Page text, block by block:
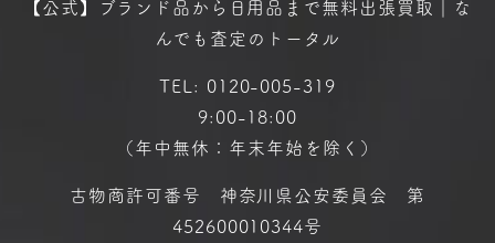
【公式】ブランド品から日用品まで無料出張買取｜な
んでも査定のトータル
TEL: 0120-005-319
9:00-18:00
（年中無休：年末年始を除く）
古物商許可番号 神奈川県公安委員会 第
452600010344号